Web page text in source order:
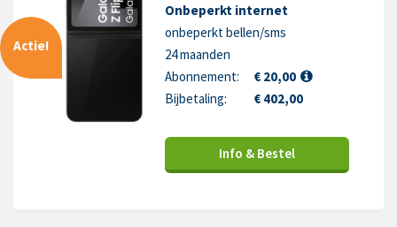
Actie!
Onbeperkt internet
onbeperkt bellen/sms
24 maanden
Abonnement:
€ 20,00
Bijbetaling:
€ 402,00
Info & Bestel